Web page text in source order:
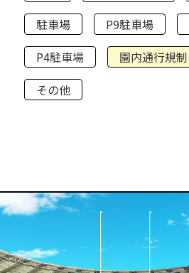
駐車場
P9駐車場
P4駐車場
園内通行規制
その他